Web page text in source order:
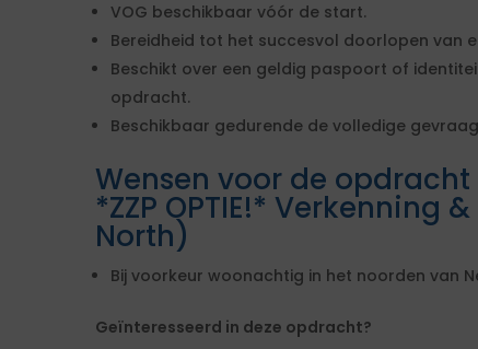
VOG beschikbaar vóór de start.
Bereidheid tot het succesvol doorlopen van
Beschikt over een geldig paspoort of
opdracht.
Beschikbaar gedurende de volledige
Wensen voor de
*ZZP OPTIE!* Verkenning
North)
Bij voorkeur woonachtig in het noorden van
Geïnteresseerd in deze opdracht?